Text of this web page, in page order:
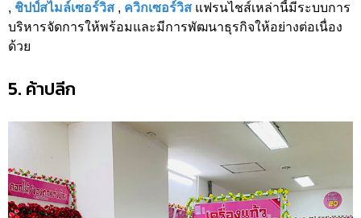
, ชิปป์สไมล์เซอร์วิส , ควิกเซอร์วิส แฟรนไชส์เหล่านี้มีระบบการ
บริหารจัดการให้พร้อมและมีการพัฒนาธุรกิจให้อย่างต่อเนื่อง
ด้วย
5. ค้าปลีก